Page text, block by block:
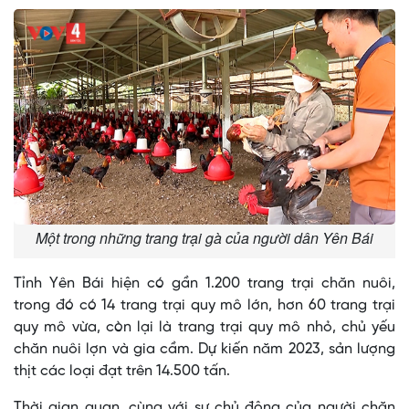
Một trong những trang trại gà của người dân Yên Bái
Tỉnh Yên Bái hiện có gần 1.200 trang trại chăn nuôi,
trong đó có 14 trang trại quy mô lớn, hơn 60 trang trại
quy mô vừa, còn lại là trang trại quy mô nhỏ, chủ yếu
chăn nuôi lợn và gia cầm. Dự kiến năm 2023, sản lượng
thịt các loại đạt trên 14.500 tấn.